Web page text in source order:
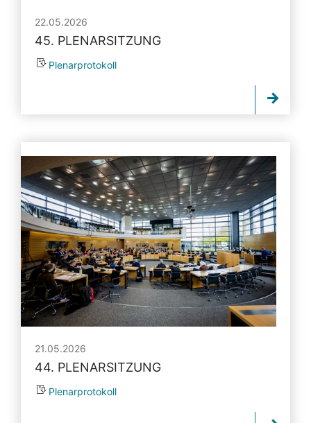
22.05.2026
45. PLENARSITZUNG
Plenarprotokoll
21.05.2026
44. PLENARSITZUNG
Plenarprotokoll